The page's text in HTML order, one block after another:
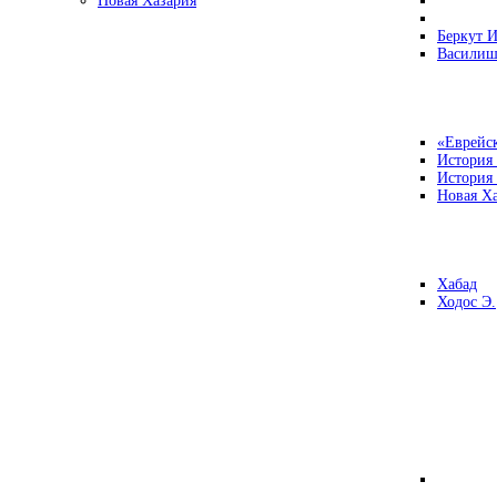
Беркут
Новая
Хабад
Ходос Э.